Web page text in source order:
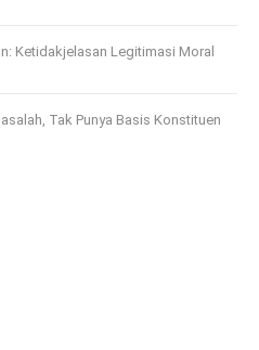
Ketidakjelasan Legitimasi Moral
Tak Punya Basis Konstituen